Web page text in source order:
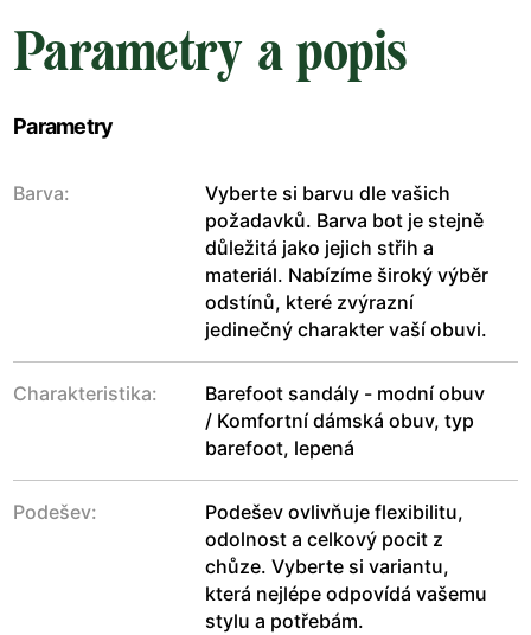
Parametry a popis
Parametry
Barva:
Vyberte si barvu dle vašich
požadavků. Barva bot je stejně
důležitá jako jejich střih a
materiál. Nabízíme široký výběr
odstínů, které zvýrazní
jedinečný charakter vaší obuvi.
Charakteristika:
Barefoot sandály - modní obuv
/ Komfortní dámská obuv, typ
barefoot, lepená
Podešev:
Podešev ovlivňuje flexibilitu,
odolnost a celkový pocit z
chůze. Vyberte si variantu,
která nejlépe odpovídá vašemu
stylu a potřebám.